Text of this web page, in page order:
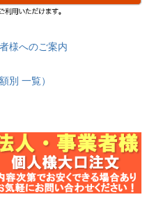
様へのご案内
別 一覧）